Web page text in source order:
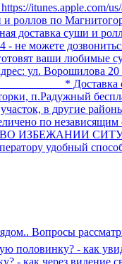
itunes.apple.com/
роллов по
доставка суши и
- не можете
ваши любимые
адрес: ул.
* Доставка
п.Радужный
в другие
по
ВО ИЗБЕЖАНИИ
способ
Вопросы
половинку? - как
- как через видение